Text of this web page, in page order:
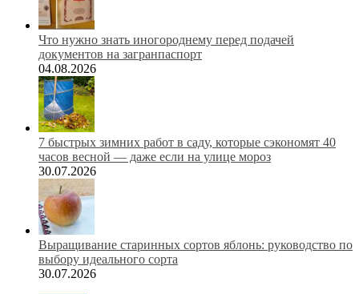
Что нужно знать иногороднему перед подачей
документов на загранпаспорт
04.08.2026
7 быстрых зимних работ в саду, которые сэкономят 40
часов весной — даже если на улице мороз
30.07.2026
Выращивание старинных сортов яблонь: руководство по
выбору идеального сорта
30.07.2026